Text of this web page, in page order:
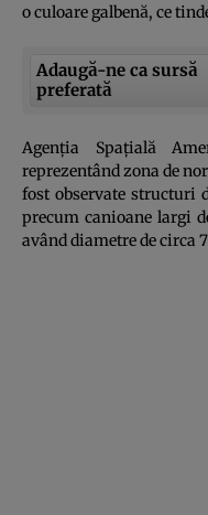
o culoare galbenă, ce
Adaugă-ne ca sursă
preferată
Agenţia Spaţială
reprezentând zona de
fost observate structuri
precum canioane largi
având diametre de circa